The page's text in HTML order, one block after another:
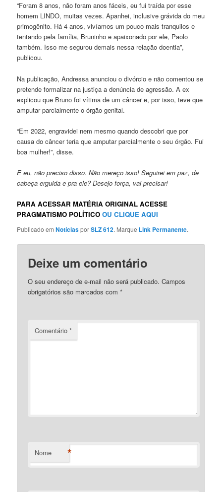
“Foram 8 anos, não foram anos fáceis, eu fui traída por esse
homem LINDO, muitas vezes. Apanhei, inclusive grávida do meu
primogênito. Há 4 anos, vivíamos um pouco mais tranquilos e
tentando pela família, Bruninho e apaixonado por ele, Paolo
também. Isso me segurou demais nessa relação doentia”,
publicou.
Na publicação, Andressa anunciou o divórcio e não comentou se
pretende formalizar na justiça a denúncia de agressão. A ex
explicou que Bruno foi vítima de um câncer e, por isso, teve que
amputar parcialmente o órgão genital.
“Em 2022, engravidei nem mesmo quando descobri que por
causa do câncer teria que amputar parcialmente o seu órgão. Fui
boa mulher!”, disse.
E eu, não preciso disso. Não mereço isso!Seguirei em paz, de
cabeça erguida e pra ele? Desejo força, vai precisar!
PARA ACESSAR MATÉRIA ORIGINAL ACESSE
PRAGMATISMO POLÍTICOOU CLIQUE AQUI
Publicado emNotíciasporSLZ 612. Marque Link Permanente.
Deixe um comentário
O seu endereço de e-mail não será publicado. Campos
obrigatórios são marcados com*
Comentário*
Nome *